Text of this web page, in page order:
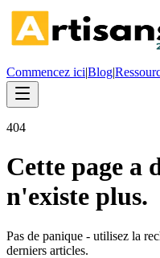
Commencez ici|Blog|
404
Cette page a
n'existe plus.
Pas de panique - utilisez la
derniers articles.